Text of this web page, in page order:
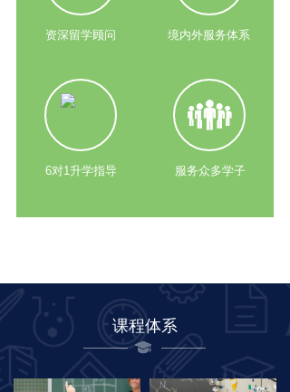
境内外服务体系
资深留学顾问
6对1升学指导 服务众多学子
课程体系